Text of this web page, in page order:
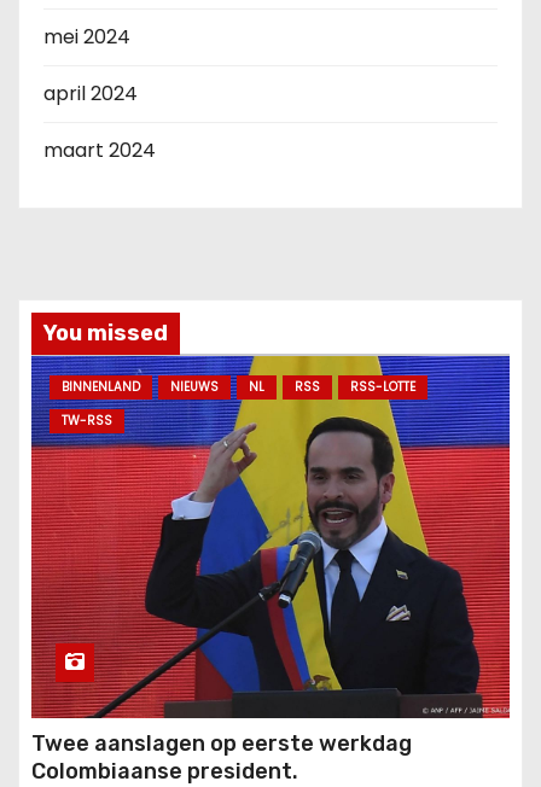
mei 2024
april 2024
maart 2024
You missed
BINNENLAND NIEUWS NL RSS
RSS-LOTTE
TW-RSS
Twee aanslagen op eerste werkdag
Colombiaanse president.